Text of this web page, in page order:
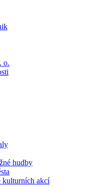
o.
hudby
kulturních akcí